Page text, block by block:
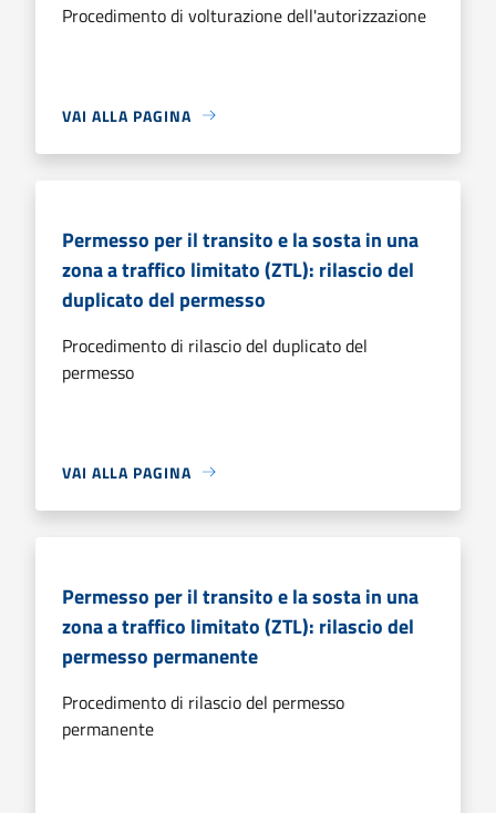
Procedimento di volturazione dell'autorizzazione
VAI ALLA PAGINA
Permesso per il transito e la sosta in una
zona a traffico limitato (ZTL): rilascio del
duplicato del permesso
Procedimento di rilascio del duplicato del
permesso
VAI ALLA PAGINA
Permesso per il transito e la sosta in una
zona a traffico limitato (ZTL): rilascio del
permesso permanente
Procedimento di rilascio del permesso
permanente